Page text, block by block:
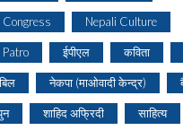
Congress Nepali Culture
Patro ईपीएल कविता
नेकपा (माओवादी केन्द्र)
शाहिद अफ्रिदी साहित्य